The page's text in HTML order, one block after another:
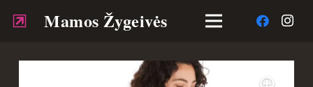
Mamos Žygeivės